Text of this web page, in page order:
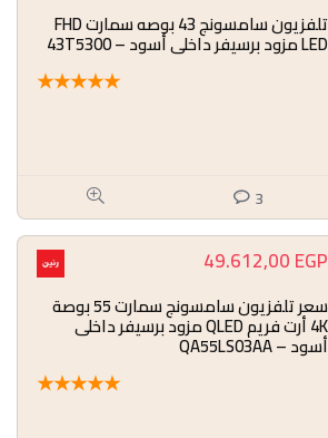
تلفزيون سامسونج 43 بوصه سمارت FHD
LED مزود برسيفر داخلي أسود – 43T5300
★
★
★
★
★
3
49.612,00EGP
سعر تلفزيون سامسونج سمارت 55 بوصة
4K أرت فريم QLED مزود برسيفر داخلى
أسود – QA55LS03AA
★
★
★
★
★